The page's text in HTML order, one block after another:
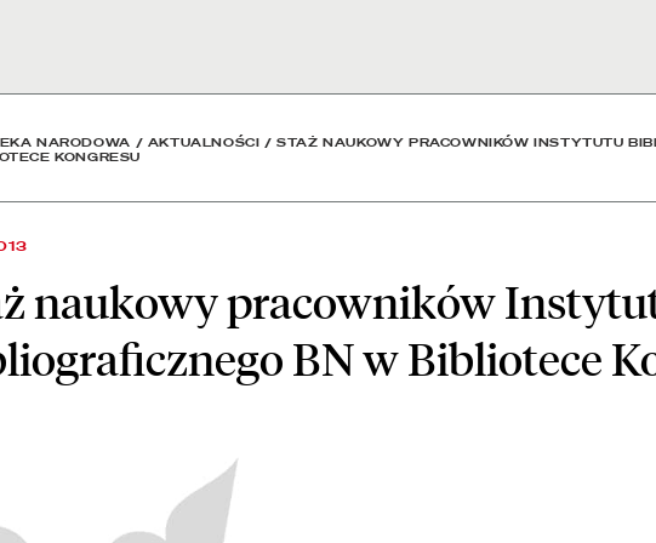
Instytutu
NARODOWA / AKTUALNOŚCI /STAŻ NAUKOWY PRACOWNIKÓW INSTYTUTU
KONGRESU
naukowy pracowników
BN w Bibliotece